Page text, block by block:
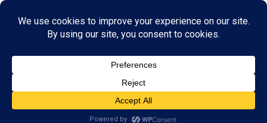
Toch steun in
Eerste Kamer